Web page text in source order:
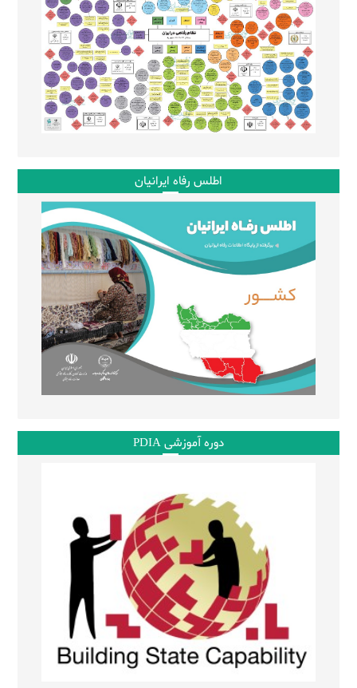
اطلس رفاه ایرانیان
دوره آموزشی PDIA